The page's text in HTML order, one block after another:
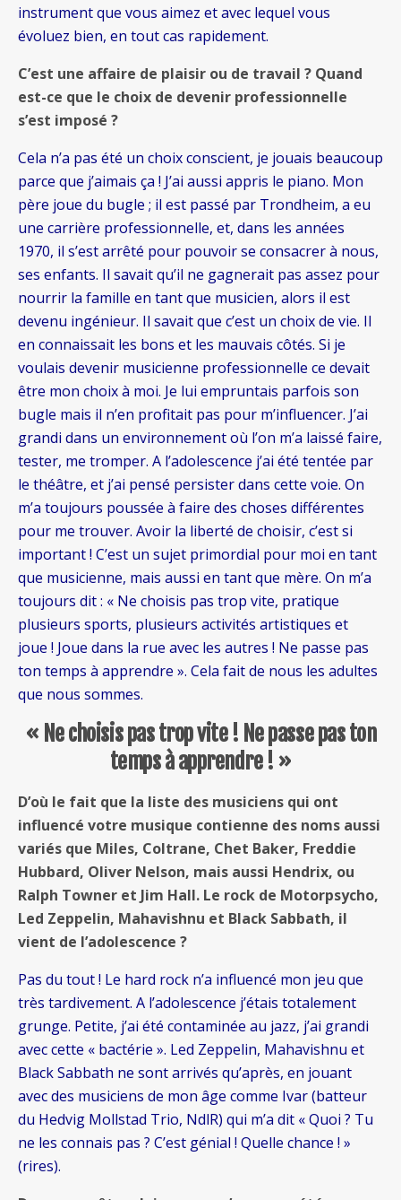
instrument que vous aimez et avec lequel vous
évoluez bien, en tout cas rapidement.
C’est une affaire de plaisir ou de travail ? Quand
est-ce que le choix de devenir professionnelle
s’est imposé ?
Cela n’a pas été un choix conscient, je jouais beaucoup
parce que j’aimais ça ! J’ai aussi appris le piano. Mon
père joue du bugle ; il est passé par Trondheim, a eu
une carrière professionnelle, et, dans les années
1970, il s’est arrêté pour pouvoir se consacrer à nous,
ses enfants. Il savait qu’il ne gagnerait pas assez pour
nourrir la famille en tant que musicien, alors il est
devenu ingénieur. Il savait que c’est un choix de vie. Il
en connaissait les bons et les mauvais côtés. Si je
voulais devenir musicienne professionnelle ce devait
être mon choix à moi. Je lui empruntais parfois son
bugle mais il n’en profitait pas pour m’influencer. J’ai
grandi dans un environnement où l’on m’a laissé faire,
tester, me tromper. A l’adolescence j’ai été tentée par
le théâtre, et j’ai pensé persister dans cette voie. On
m’a toujours poussée à faire des choses différentes
pour me trouver. Avoir la liberté de choisir, c’est si
important ! C’est un sujet primordial pour moi en tant
que musicienne, mais aussi en tant que mère. On m’a
toujours dit : « Ne choisis pas trop vite, pratique
plusieurs sports, plusieurs activités artistiques et
joue ! Joue dans la rue avec les autres ! Ne passe pas
ton temps à apprendre ». Cela fait de nous les adultes
que nous sommes.
« Ne choisis pas trop vite ! Ne passe pas ton
temps à apprendre ! »
D’où le fait que la liste des musiciens qui ont
influencé votre musique contienne des noms aussi
variés que Miles, Coltrane, Chet Baker, Freddie
Hubbard, Oliver Nelson, mais aussi Hendrix, ou
Ralph Towner et Jim Hall. Le rock de Motorpsycho,
Led Zeppelin, Mahavishnu et Black Sabbath, il
vient de l’adolescence ?
Pas du tout ! Le hard rock n’a influencé mon jeu que
très tardivement. A l’adolescence j’étais totalement
grunge. Petite, j’ai été contaminée au jazz, j’ai grandi
avec cette « bactérie ». Led Zeppelin, Mahavishnu et
Black Sabbath ne sont arrivés qu’après, en jouant
avec des musiciens de mon âge comme Ivar (batteur
du Hedvig Mollstad Trio, NdlR) qui m’a dit « Quoi ? Tu
ne les connais pas ? C’est génial ! Quelle chance ! »
(rires).